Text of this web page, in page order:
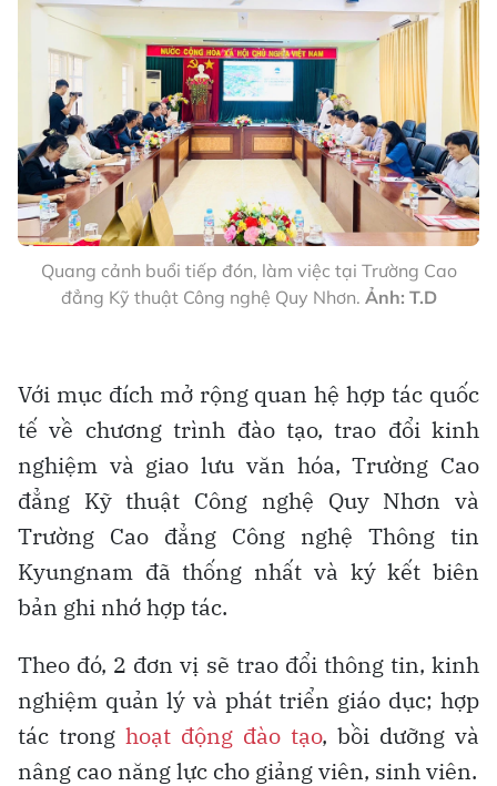
Quang cảnh buổi tiếp đón, làm việc tại Trường Cao
đẳng Kỹ thuật Công nghệ Quy Nhơn. Ảnh: T.D
Với mục đích mở rộng quan hệ hợp tác quốc
tế về chương trình đào tạo, trao đổi kinh
nghiệm và giao lưu văn hóa, Trường Cao
đẳng Kỹ thuật Công nghệ Quy Nhơn và
Trường Cao đẳng Công nghệ Thông tin
Kyungnam đã thống nhất và ký kết biên
bản ghi nhớ hợp tác.
Theo đó, 2 đơn vị sẽ trao đổi thông tin, kinh
nghiệm quản lý và phát triển giáo dục; hợp
tác trong hoạt động đào tạo, bồi dưỡng và
nâng cao năng lực cho giảng viên, sinh viên.